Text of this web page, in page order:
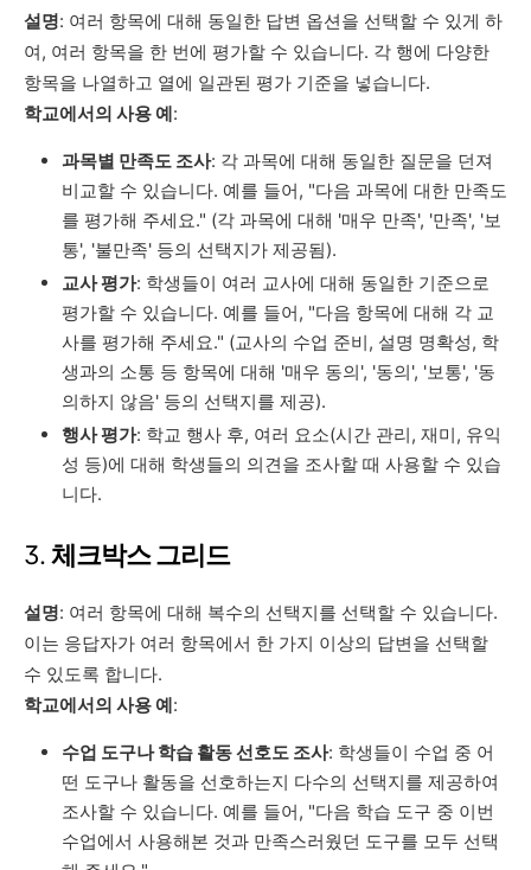
설명: 여러 항목에 대해 동일한 답변 옵션을 선택할 수 있게 하
여, 여러 항목을 한 번에 평가할 수 있습니다. 각 행에 다양한
항목을 나열하고 열에 일관된 평가 기준을 넣습니다.
학교에서의 사용 예:
과목별 만족도 조사: 각 과목에 대해 동일한 질문을 던져
비교할 수 있습니다. 예를 들어, "다음 과목에 대한 만족도
를 평가해 주세요." (각 과목에 대해 '매우 만족', '만족', '보
통', '불만족' 등의 선택지가 제공됨).
교사 평가: 학생들이 여러 교사에 대해 동일한 기준으로
평가할 수 있습니다. 예를 들어, "다음 항목에 대해 각 교
사를 평가해 주세요." (교사의 수업 준비, 설명 명확성, 학
생과의 소통 등 항목에 대해 '매우 동의', '동의', '보통', '동
의하지 않음' 등의 선택지를 제공).
행사 평가: 학교 행사 후, 여러 요소(시간 관리, 재미, 유익
성 등)에 대해 학생들의 의견을 조사할 때 사용할 수 있습
니다.
3.체크박스 그리드
설명: 여러 항목에 대해 복수의 선택지를 선택할 수 있습니다.
이는 응답자가 여러 항목에서 한 가지 이상의 답변을 선택할
수 있도록 합니다.
학교에서의 사용 예:
수업 도구나 학습 활동 선호도 조사: 학생들이 수업 중 어
떤 도구나 활동을 선호하는지 다수의 선택지를 제공하여
조사할 수 있습니다. 예를 들어, "다음 학습 도구 중 이번
수업에서 사용해본 것과 만족스러웠던 도구를 모두 선택